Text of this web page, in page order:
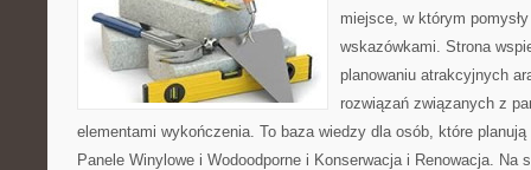
miejsce, w którym
wskazówkami. Strona
planowaniu atrakcyjnych
rozwiązań związanych z
elementami wykończenia. To baza wiedzy dla osób, które
Panele Winylowe i Wodoodporne i Konserwacja i Renowacja. Na